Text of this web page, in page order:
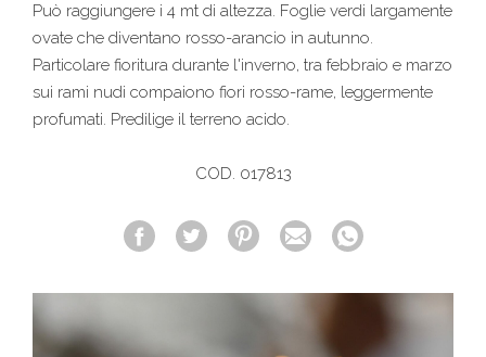
Può raggiungere i 4 mt di altezza. Foglie verdi largamente
ovate che diventano rosso-arancio in autunno.
Particolare fioritura durante l'inverno, tra febbraio e marzo
sui rami nudi compaiono fiori rosso-rame, leggermente
profumati. Predilige il terreno acido.
COD. 017813